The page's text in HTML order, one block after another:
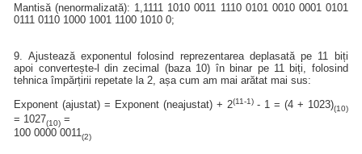
Mantisă (nenormalizată): 1,1111 1010 0011 1110 0101 0010 0001 0101
0111 0110 1000 1001 1100 1010 0;
9. Ajustează exponentul folosind reprezentarea deplasată pe 11 biți
apoi convertește-l din zecimal (baza 10) în binar pe 11 biți, folosind
tehnica împărțirii repetate la 2, așa cum am mai arătat mai sus:
Exponent (ajustat) = Exponent (neajustat) + 2(11-1)- 1 = (4 + 1023)(10)
= 1027(10) =
100 0000 0011(2)